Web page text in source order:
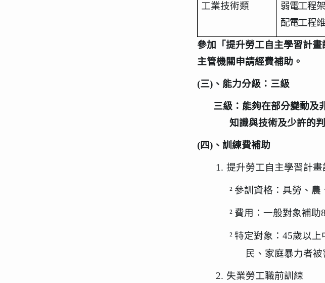
工業技術類
弱電工程
配電工程
參加「提升勞工自主學習計
主管機關申請經費補助。
(三)、能力分級：三級
三級：能夠在部分變動及
知識與技術及少許的
(四)、訓練費補助
1. 提升勞工自主學習計畫
² 參訓資格：具勞、農
² 費用：一般對象補助
² 特定對象： 45歲以上
民、家庭暴力者
2. 失業勞工職前訓練